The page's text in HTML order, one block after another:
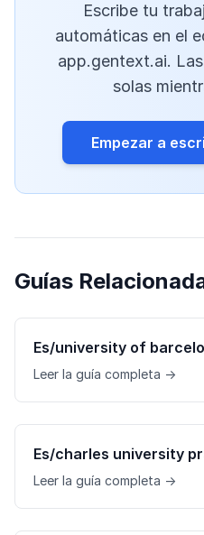
Escribe tu
automáticas en el
app.gentext.ai.
solas
Empezar a
Guías
Es/university of
Leer la guía completa →
Es/charles university
Leer la guía completa →